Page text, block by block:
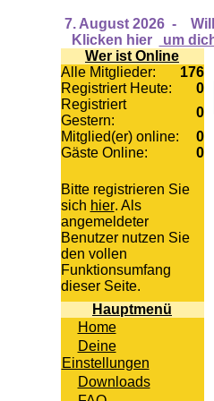
7. August 2026 -
Klicken hier
um
Wer ist Online
Alle Mitglieder:
176
Registriert Heute:
0
Registriert
Gestern:
0
Mitglied(er) online:
0
Gäste Online:
0
Bitte registrieren Sie
sich hier. Als
angemeldeter
Benutzer nutzen Sie
den vollen
Funktionsumfang
dieser Seite.
Hauptmenü
Home
Deine
Einstellungen
Downloads